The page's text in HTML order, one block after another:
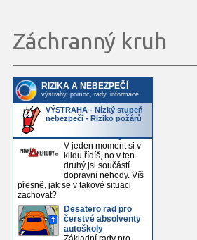
Záchranný kruh